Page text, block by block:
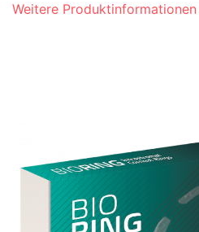
Weitere Produktinformationen